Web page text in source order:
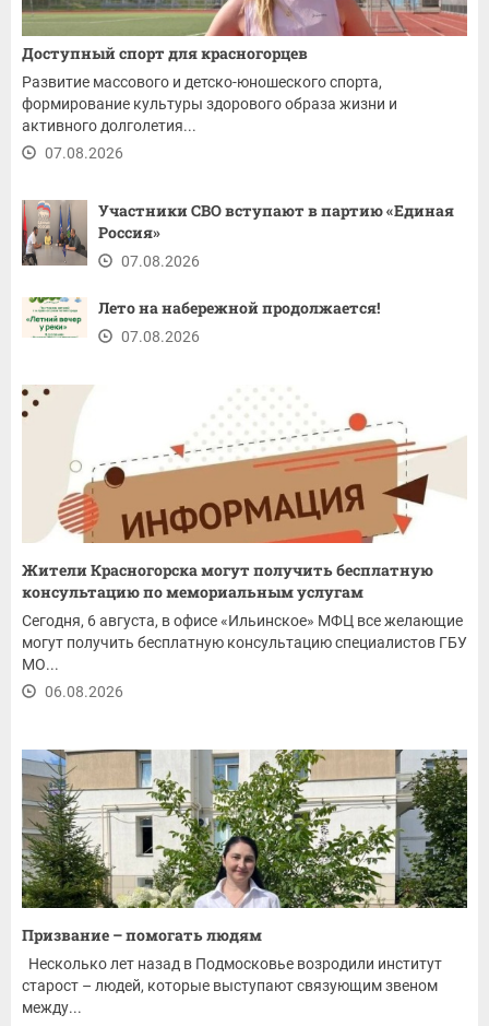
Доступный спорт для красногорцев
Развитие массового и детско-юношеского спорта,
формирование культуры здорового образа жизни и
активного долголетия...
07.08.2026
Участники СВО вступают в партию «Единая
Россия»
07.08.2026
Лето на набережной продолжается!
07.08.2026
Жители Красногорска могут получить бесплатную
консультацию по мемориальным услугам
Сегодня, 6 августа, в офисе «Ильинское» МФЦ все желающие
могут получить бесплатную консультацию специалистов ГБУ
МО...
06.08.2026
Призвание – помогать людям
Несколько лет назад в Подмосковье возродили институт
старост – людей, которые выступают связующим звеном
между...